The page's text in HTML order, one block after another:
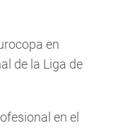
en
de la Liga de
en el